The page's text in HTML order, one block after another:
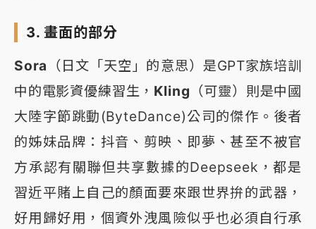
3. 畫面的部分
Sora （日文「天空」的意思）是GPT家族培訓
中的電影資優練習生， Kling （可靈）則是中國
大陸字節跳動(ByteDance)公司的傑作。後者
的姊妹品牌：抖音、剪映、即夢、甚至不被官
方承認有關聯但共享數據的Deepseek，都是
習近平賭上自己的顏面要來跟世界拚的武器，
好用歸好用，個資外洩風險似乎也必須自行承